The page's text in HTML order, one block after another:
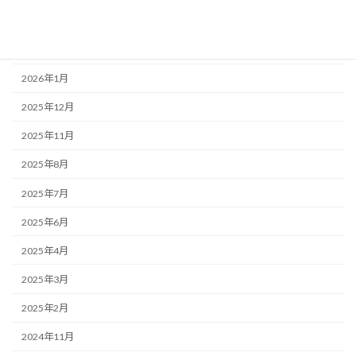
2026年1月
2025年12月
2025年11月
2025年8月
2025年7月
2025年6月
2025年4月
2025年3月
2025年2月
2024年11月